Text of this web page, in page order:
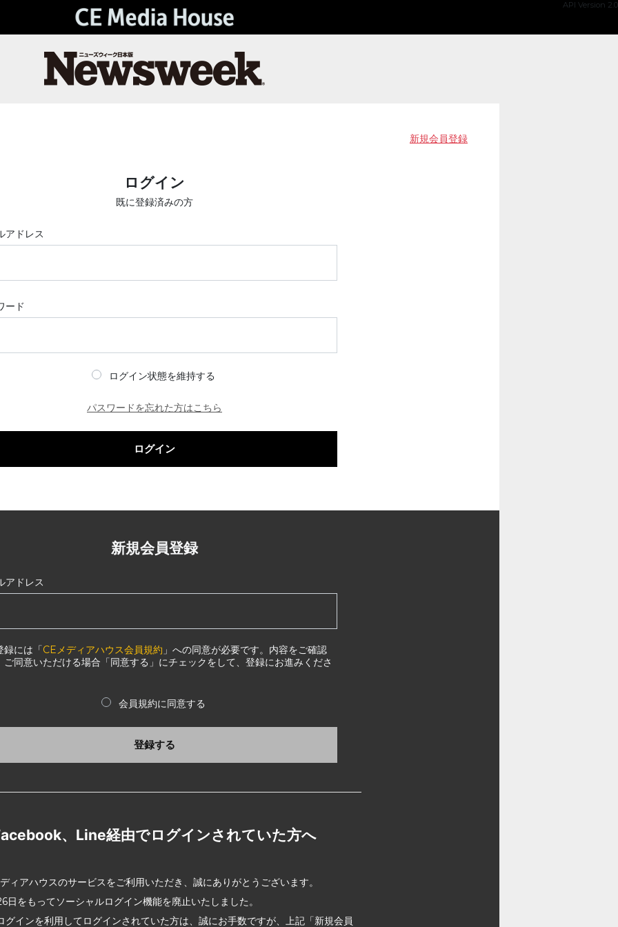
API Version 2.0
新規会員登録
ログイン
既に登録済みの方
アドレス
ード
ログイン状態を維持する
パスワードを忘れた方はこちら
ログイン
新規会員登録
アドレス
録には「CEメディアハウス会員規約 」への同意が必要です。内容をご確認
ご同意いただける場合「同意する」にチェックをして、登録にお進みくださ
会員規約に同意する
登録する
、Line経由でログインされていた方へ
ィアハウスのサービスをご利用いただき、誠にありがとうございます。
日をもってソーシャルログイン機能を廃止いたしました。
グインを利用してログインされていた方は、誠にお手数ですが、上記「新規会員